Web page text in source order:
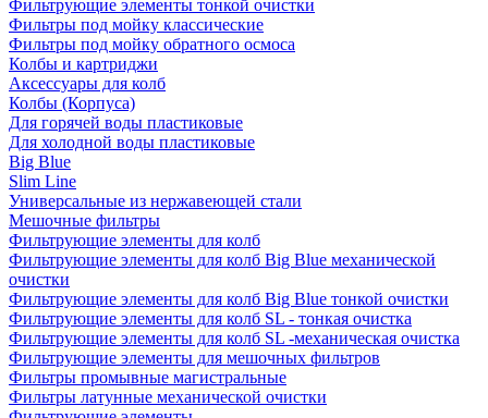
Фильтрующие элементы тонкой очистки
Фильтры под мойку классические
Фильтры под мойку обратного осмоса
Колбы и картриджи
Аксессуары для колб
Колбы (Корпуса)
Для горячей воды пластиковые
Для холодной воды пластиковые
Big Blue
Slim Line
Универсальные из нержавеющей стали
Мешочные фильтры
Фильтрующие элементы для колб
Фильтрующие элементы для колб Big Blue механической
очистки
Фильтрующие элементы для колб Big Blue тонкой очистки
Фильтрующие элементы для колб SL - тонкая очистка
Фильтрующие элементы для колб SL -механическая очистка
Фильтрующие элементы для мешочных фильтров
Фильтры промывные магистральные
Фильтры латунные механической очистки